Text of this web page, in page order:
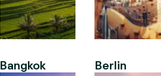
Bangkok Berlin